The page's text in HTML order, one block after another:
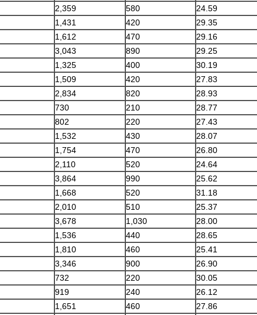
2,359 580 24.59
1,431 420
29.35
1,612 470
29.16
3,043 890 29.25
1,325 400
30.19
1,509 420
27.83
2,834 820 28.93
730 210
28.77
802 220
27.43
1,532 430 28.07
1,754 470
26.80
2,110 520
24.64
3,864 990 25.62
1,668 520
31.18
2,010 510
25.37
3,678 1,030 28.00
1,536 440
28.65
1,810 460
25.41
3,346 900 26.90
732 220
30.05
919 240
26.12
1,651 460 27.86